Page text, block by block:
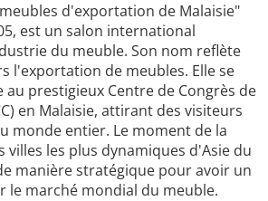
d'exportation de Malaisie"
est un salon international
du meuble. Son nom reflète
l'exportation de meubles. Elle se
prestigieux Centre de Congrès de
en Malaisie, attirant des visiteurs
monde entier. Le moment de la
villes les plus dynamiques d'Asie du
manière stratégique pour avoir un
le marché mondial du meuble.